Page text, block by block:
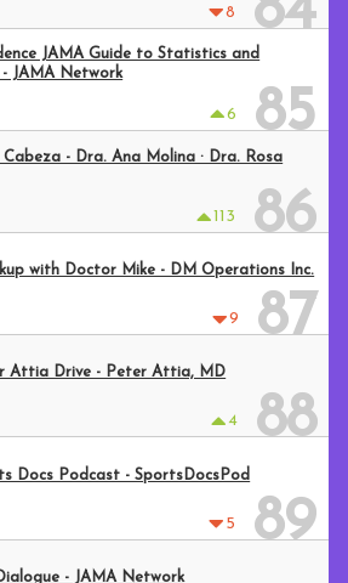
8 84
6 85
JAMA Guide to Statistics and
JAMA Network
113 86
Cabeza - Dra. Ana Molina · Dra. Rosa
9 87
with Doctor Mike - DM Operations Inc.
4 88
Attia Drive - Peter Attia, MD
5 89
Docs Podcast - SportsDocsPod
- JAMA Network